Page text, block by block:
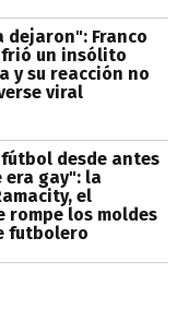
dejaron": Franco
un insólito
y su reacción no
viral
desde antes
era gay": la
el
rompe los moldes
futbolero